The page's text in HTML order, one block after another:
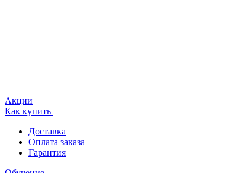
Акции
Как купить
Доставка
Оплата заказа
Гарантия